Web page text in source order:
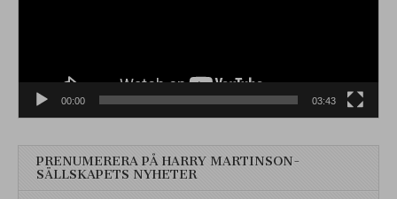
00:00 03:43
PRENUMERERA PÅ HARRY MARTINSON-
SÄLLSKAPETS NYHETER